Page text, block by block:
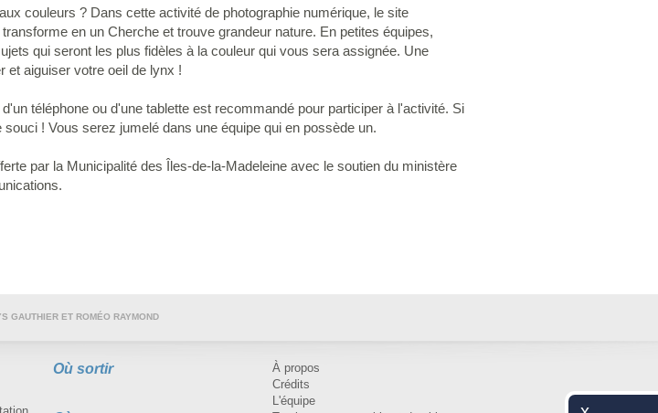
couleurs ? Dans cette activité de photographie numérique, le site
en un Cherche et trouve grandeur nature. En petites équipes,
qui seront les plus fidèles à la couleur qui vous sera assignée. Une
et aiguiser votre oeil de lynx !
téléphone ou d'une tablette est recommandé pour participer à l'activité. Si
! Vous serez jumelé dans une équipe qui en possède un.
par la Municipalité des Îles-de-la-Madeleine avec le soutien du ministère
GAUTHIER ET ROMÉO RAYMOND
Où sortir
À propos
Crédits
L'équipe